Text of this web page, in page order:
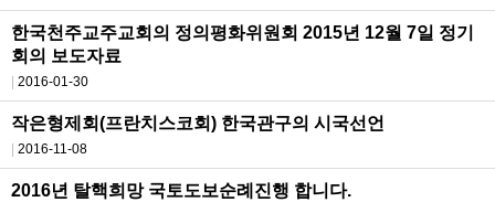
한국천주교주교회의 정의평화위원회 2015년 12월 7일 정기
회의 보도자료
2016-01-30
작은형제회(프란치스코회) 한국관구의 시국선언
2016-11-08
2016년 탈핵희망 국토도보순례진행 합니다.